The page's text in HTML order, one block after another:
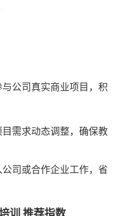
公司真实商业项目，积
需求动态调整，确保教
司或合作企业工作，省
训 推荐指数